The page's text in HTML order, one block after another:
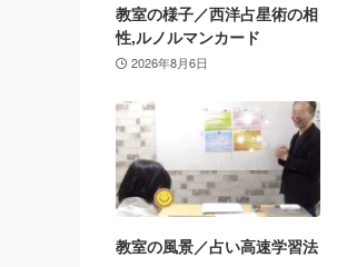
教室の様子／西洋占星術の相
性,ルノルマンカード
2026年8月6日
教室の風景／占い高速学習法